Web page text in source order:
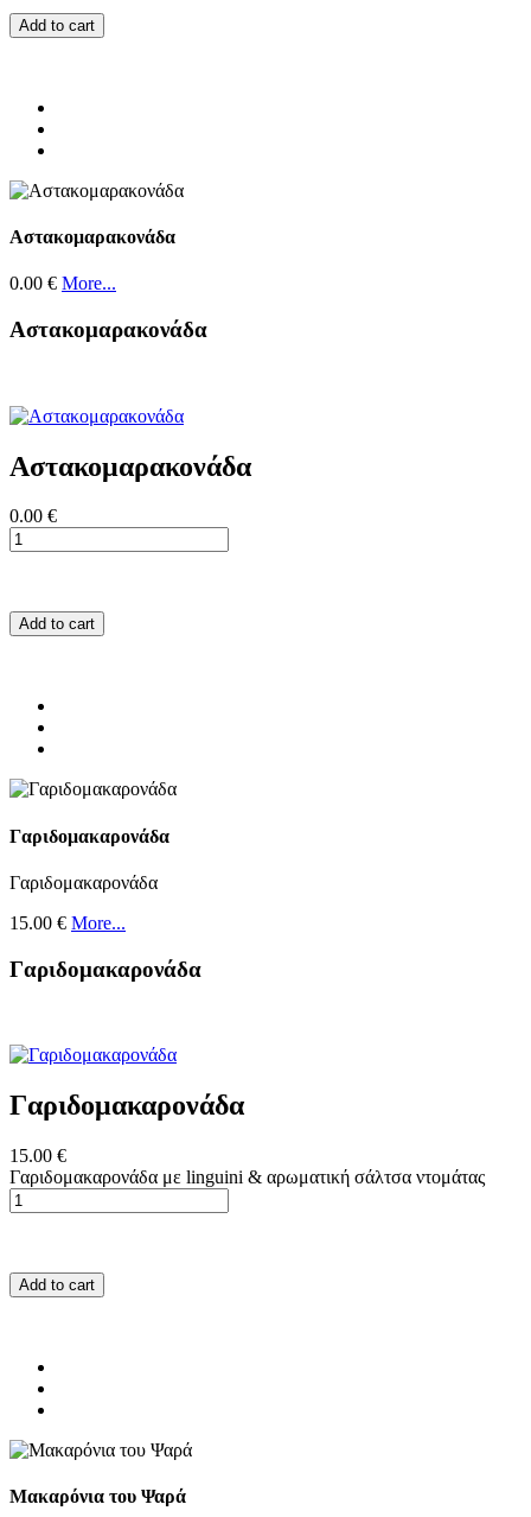
Add to cart
Αστακομαρακονάδα
0.00 € More...
Αστακομαρακονάδα
Αστακομαρακονάδα
0.00 €
Add to cart
Γαριδομακαρονάδα
Γαριδομακαρονάδα
15.00 € More...
Γαριδομακαρονάδα
Γαριδομακαρονάδα
15.00 €
Γαριδομακαρονάδα με linguini & αρωματική σάλτσα ντομάτας
Add to cart
Μακαρόνια του Ψαρά